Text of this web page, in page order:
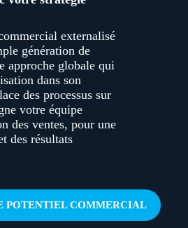
externalisé
génération de
approche globale qui
dans son
des processus sur
votre équipe
des ventes, pour une
des résultats
POTENTIEL COMMERCIAL